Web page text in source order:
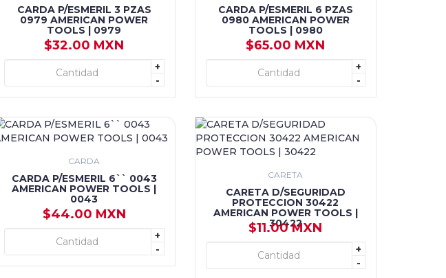
CARDA P/ESMERIL 3 PZAS
0979 AMERICAN POWER
TOOLS | 0979
$32.00 MXN
+
-
+ AGREGAR
CARDA P/ESMERIL 6 PZAS
0980 AMERICAN POWER
TOOLS | 0980
$65.00 MXN
+
-
+ AGREGAR
CARDA
CARDA P/ESMERIL 6`` 0043
AMERICAN POWER TOOLS |
0043
$44.00 MXN
+
-
+ AGREGAR
CARETA
CARETA D/SEGURIDAD
PROTECCION 30422
AMERICAN POWER TOOLS |
30422
$11.00 MXN
+
-
+ AGREGAR